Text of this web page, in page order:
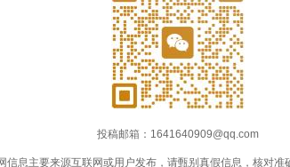
投稿邮箱：1641640909@qq.com
信息主要来源互联网或用户发布，请甄别真假信息，核对准